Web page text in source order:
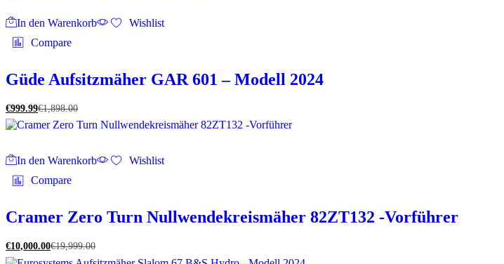
In den Warenkorb
Wishlist
Compare
Güde Aufsitzmäher GAR 601 – Modell 2024
€999.99€1,898.00
In den Warenkorb
Wishlist
Compare
Cramer Zero Turn Nullwendekreismäher 82ZT132 -Vorführer
€10,000.00€19,999.00